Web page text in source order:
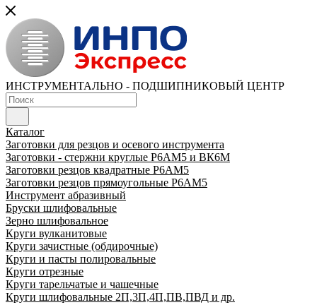
ИНСТРУМЕНТАЛЬНО - ПОДШИПНИКОВЫЙ ЦЕНТР
Каталог
Заготовки для резцов и осевого инструмента
Заготовки - стержни круглые Р6АМ5 и ВК6М
Заготовки резцов квадратные Р6АМ5
Заготовки резцов прямоугольные Р6АМ5
Инструмент абразивный
Бруски шлифовальные
Зерно шлифовальное
Круги вулканитовые
Круги зачистные (обдирочные)
Круги и пасты полировальные
Круги отрезные
Круги тарельчатые и чашечные
Круги шлифовальные 2П,3П,4П,ПВ,ПВД и др.